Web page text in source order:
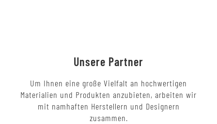
Unsere Partner
Um Ihnen eine große Vielfalt an hochwertigen
Materialien und Produkten anzubieten, arbeiten wir
mit namhaften Herstellern und Designern
zusammen.